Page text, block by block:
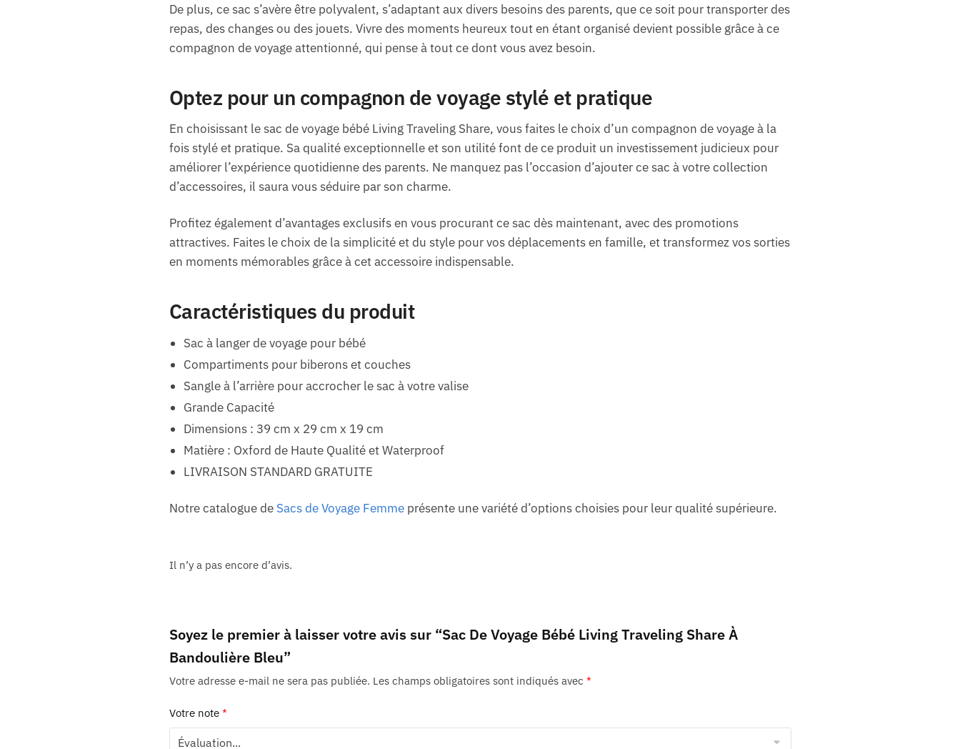
De plus, ce sac s’avère être polyvalent, s’adaptant aux divers besoins des parents, que ce soit pour transporter des
repas, des changes ou des jouets. Vivre des moments heureux tout en étant organisé devient possible grâce à ce
compagnon de voyage attentionné, qui pense à tout ce dont vous avez besoin.
Optez pour un compagnon de voyage stylé et pratique
En choisissant le sac de voyage bébé Living Traveling Share, vous faites le choix d’un compagnon de voyage à la
fois stylé et pratique. Sa qualité exceptionnelle et son utilité font de ce produit un investissement judicieux pour
améliorer l’expérience quotidienne des parents. Ne manquez pas l’occasion d’ajouter ce sac à votre collection
d’accessoires, il saura vous séduire par son charme.
Profitez également d’avantages exclusifs en vous procurant ce sac dès maintenant, avec des promotions
attractives. Faites le choix de la simplicité et du style pour vos déplacements en famille, et transformez vos sorties
en moments mémorables grâce à cet accessoire indispensable.
Caractéristiques du produit
Sac à langer de voyage pour bébé
Compartiments pour biberons et couches
Sangle à l’arrière pour accrocher le sac à votre valise
Grande Capacité
Dimensions : 39 cm x 29 cm x 19 cm
Matière : Oxford de Haute Qualité et Waterproof
LIVRAISON STANDARD GRATUITE
Notre catalogue de Sacs de Voyage Femmeprésente une variété d’options choisies pour leur qualité supérieure.
Il n’y a pas encore d’avis.
Soyez le premier à laisser votre avis sur “Sac De Voyage Bébé Living Traveling Share À
Bandoulière Bleu”
Votre adresse e-mail ne sera pas publiée. Les champs obligatoires sont indiqués avec *
Votre note *